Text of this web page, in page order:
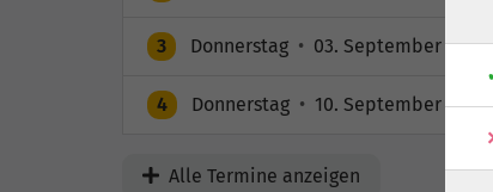
3 Donnerstag • 03. September 2026
4 Donnerstag • 10. September 2026
Alle Termine anzeigen